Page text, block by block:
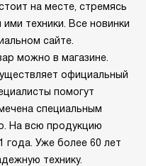
на месте, стремясь
техники. Все новинки
сайте.
можно в магазине.
официальный
помогут
специальным
На всю продукцию
года. Уже более 60 лет
технику.